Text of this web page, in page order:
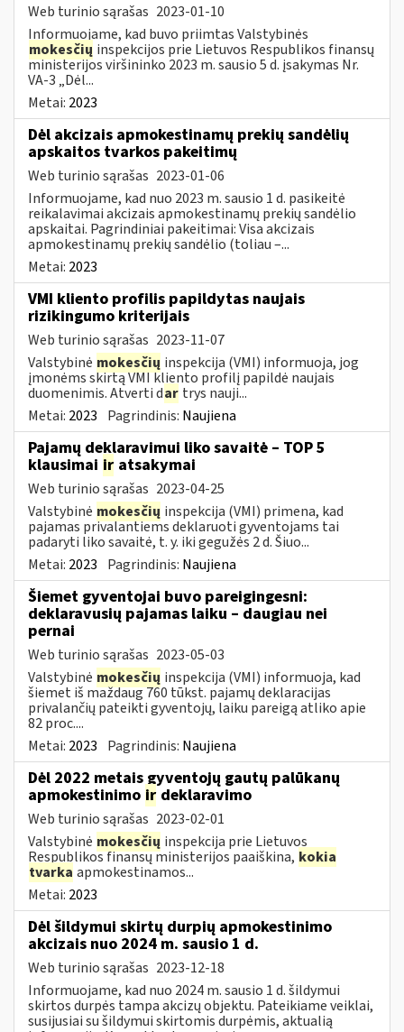
Web turinio sąrašas 2023-01-10
Informuojame, kad buvo priimtas Valstybinės
mokesčių inspekcijos prie Lietuvos Respublikos finansų
ministerijos viršininko 2023 m. sausio 5 d. įsakymas Nr.
VA-3 „Dėl...
Metai: 2023
Dėl akcizais apmokestinamų prekių sandėlių
apskaitos tvarkos pakeitimų
Web turinio sąrašas 2023-01-06
Informuojame, kad nuo 2023 m. sausio 1 d. pasikeitė
reikalavimai akcizais apmokestinamų prekių sandėlio
apskaitai. Pagrindiniai pakeitimai: Visa akcizais
apmokestinamų prekių sandėlio (toliau –...
Metai: 2023
VMI kliento profilis papildytas naujais
rizikingumo kriterijais
Web turinio sąrašas 2023-11-07
Valstybinė mokesčių inspekcija (VMI) informuoja, jog
įmonėms skirtą VMI kliento profilį papildė naujais
duomenimis. Atverti dar trys nauji...
Metai: 2023 Pagrindinis: Naujiena
Pajamų deklaravimui liko savaitė – TOP 5
klausimai ir atsakymai
Web turinio sąrašas 2023-04-25
Valstybinė mokesčių inspekcija (VMI) primena, kad
pajamas privalantiems deklaruoti gyventojams tai
padaryti liko savaitė, t. y. iki gegužės 2 d. Šiuo...
Metai: 2023 Pagrindinis: Naujiena
Šiemet gyventojai buvo pareigingesni:
deklaravusių pajamas laiku – daugiau nei
pernai
Web turinio sąrašas 2023-05-03
Valstybinė mokesčių inspekcija (VMI) informuoja, kad
šiemet iš maždaug 760 tūkst. pajamų deklaracijas
privalančių pateikti gyventojų, laiku pareigą atliko apie
82 proc....
Metai: 2023 Pagrindinis: Naujiena
Dėl 2022 metais gyventojų gautų palūkanų
apmokestinimo ir deklaravimo
Web turinio sąrašas 2023-02-01
Valstybinė mokesčių inspekcija prie Lietuvos
Respublikos finansų ministerijos paaiškina, kokia
tvarka apmokestinamos...
Metai: 2023
Dėl šildymui skirtų durpių apmokestinimo
akcizais nuo 2024 m. sausio 1 d.
Web turinio sąrašas 2023-12-18
Informuojame, kad nuo 2024 m. sausio 1 d. šildymui
skirtos durpės tampa akcizų objektu. Pateikiame veiklai,
susijusiai su šildymui skirtomis durpėmis, aktualią